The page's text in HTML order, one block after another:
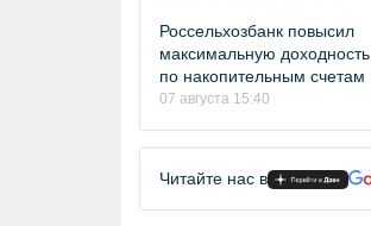
Россельхозбанк повысил
максимальную доходность
по накопительным счетам
07 августа 15:40
Читайте нас в